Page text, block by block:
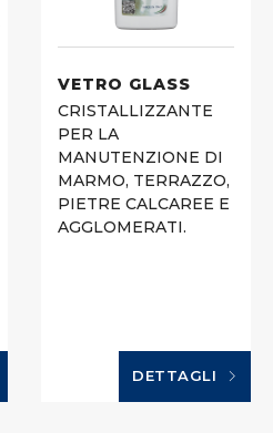
VETRO GLASS
CRISTALLIZZANTE
PER LA
MANUTENZIONE DI
MARMO, TERRAZZO,
PIETRE CALCAREE E
AGGLOMERATI.
DETTAGLI